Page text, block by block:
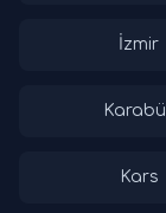
İzmir
Kars